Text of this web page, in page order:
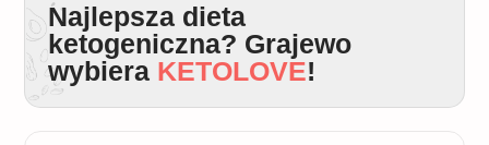
Najlepsza dieta
ketogeniczna? Grajewo
wybiera KETOLOVE!